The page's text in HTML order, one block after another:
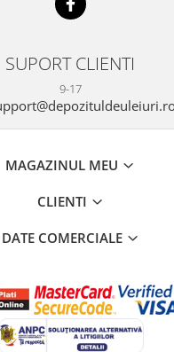
SUPORT CLIENTI
9-17
MAGAZINUL MEU
CLIENTI
DATE COMERCIALE